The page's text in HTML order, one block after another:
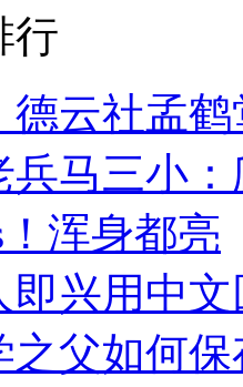
行
德云社孟
马三小
浑身都亮
即兴用中
之父如何